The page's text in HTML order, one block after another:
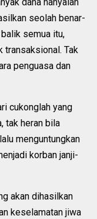
seolah benar-
semua itu,
transaksional. Tak
penguasa dan
cukonglah yang
tak heran bila
menguntungkan
korban janji-
akan dihasilkan
keselamatan jiwa